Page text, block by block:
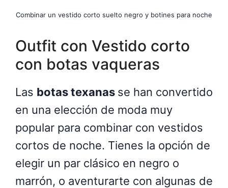
Combinar un vestido corto suelto negro y botines para noche
Outfit con Vestido corto
con botas vaqueras
Las botas texanas se han convertido
en una elección de moda muy
popular para combinar con vestidos
cortos de noche. Tienes la opción de
elegir un par clásico en negro o
marrón, o aventurarte con algunas de